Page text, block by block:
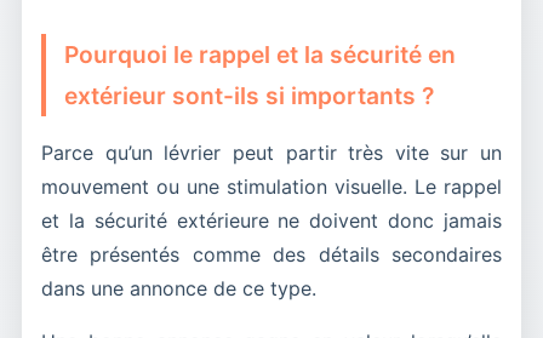
Pourquoi le rappel et la sécurité en
extérieur sont-ils si importants ?
Parce qu’un lévrier peut partir très vite sur un
mouvement ou une stimulation visuelle. Le rappel
et la sécurité extérieure ne doivent donc jamais
être présentés comme des détails secondaires
dans une annonce de ce type.